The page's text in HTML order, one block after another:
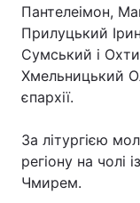
Лонгріди
Відео з Youtube
Архів
Пантелеімон,
Прилуцький
Сумський і
Хмельницький
єпархії.
За літургією
регіону на
Чмирем.